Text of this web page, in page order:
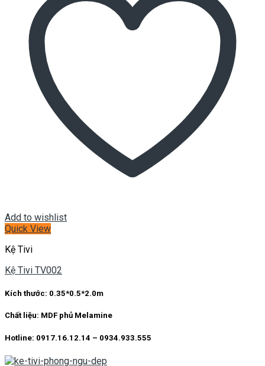
Add to wishlist
Quick View
Kệ Tivi
Kệ Tivi TV002
Kích thước: 0.35*0.5*2.0m
Chất liệu: MDF phủ Melamine
Hotline: 0917.16.12.14 – 0934.933.555